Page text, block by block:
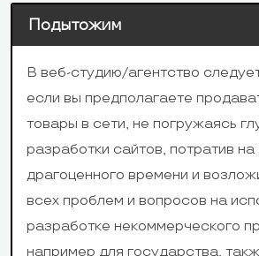
Минимальный
243 руб. в
Карты Visa и
MasterCard,
Подытожим
В веб-студию/агентство
если вы предполагаете
товары в сети, не погружаясь
разработки сайтов, потратив
драгоценного времени и
всех проблем и вопросов на
разработке некоммерческого
например для государства,